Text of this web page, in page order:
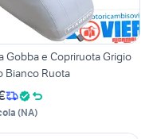
Gobba e Copriruota Grigio
Bianco Ruota
(NA)